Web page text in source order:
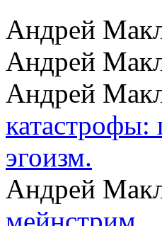
Андрей
Андрей
Андрей
катастрофы:
эгоизм.
Андрей